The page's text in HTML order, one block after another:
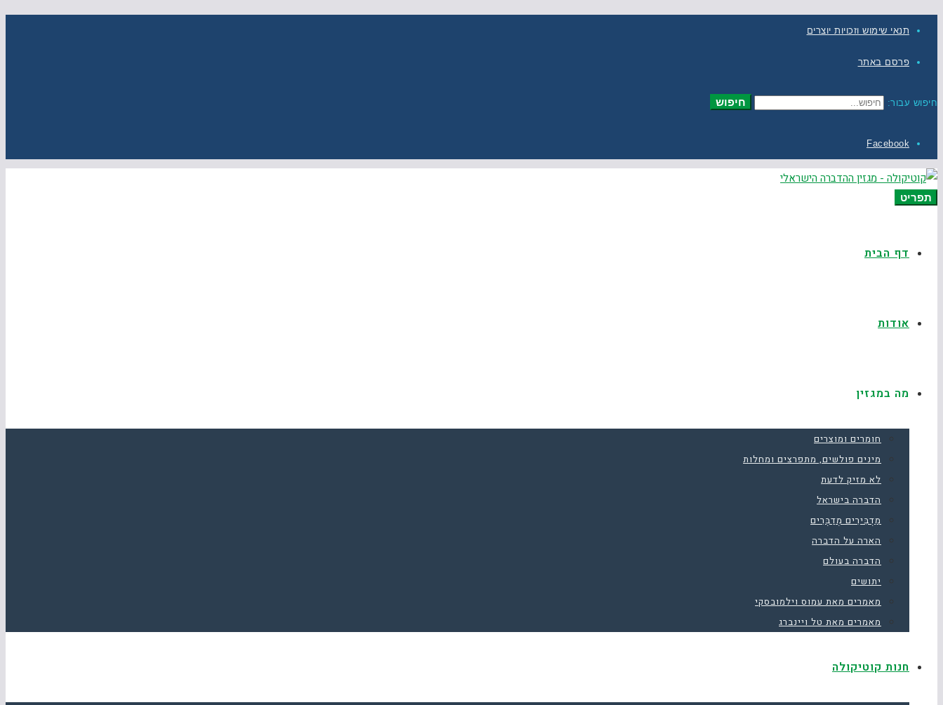
תנאי שימוש וזכויות יוצרים
פרסם באתר
חיפוש עבור: חיפוש
Facebook
תפריט
דף הבית
אודות
מה במגזין
חומרים ומוצרים
מינים פולשים, מתפרצים ומחלות
לא מזיק לדעת
הדברה בישראל
מַדְבִּירִים מְדַבְּרִים
הארה על הדברה
הדברה בעולם
יתושים
מאמרים מאת עמוס וילמובסקי
מאמרים מאת טל ויינברג
חנות קוטיקולה